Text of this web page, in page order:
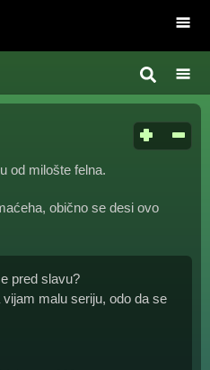
od milošte felna.
obično se desi ovo
pred slavu?
malu seriju, odo da se